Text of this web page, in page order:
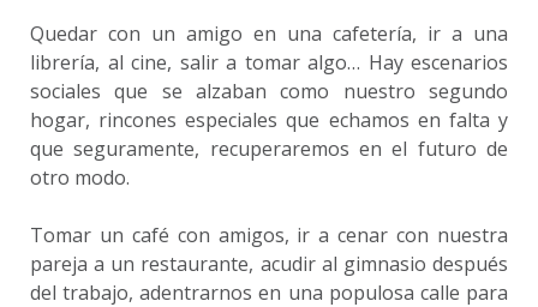
Quedar con un amigo en una cafetería, ir a una
librería, al cine, salir a tomar algo… Hay escenarios
sociales que se alzaban como nuestro segundo
hogar, rincones especiales que echamos en falta y
que seguramente, recuperaremos en el futuro de
otro modo.
Tomar un café con amigos, ir a cenar con nuestra
pareja a un restaurante, acudir al gimnasio después
del trabajo, adentrarnos en una populosa calle para